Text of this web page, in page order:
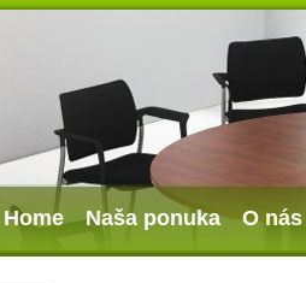
Home Naša ponuka O nás